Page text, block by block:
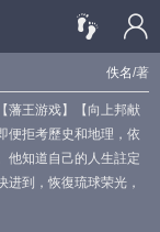
佚名/著
藩王游戏】【向上邦献
便拒考歷史和地理，依
他知道自己的人生註定
到，恢復琉球荣光，